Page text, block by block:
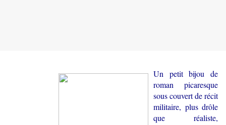
Un petit bijou de
roman picaresque
sous couvert de récit
militaire, plus drôle
que réaliste,